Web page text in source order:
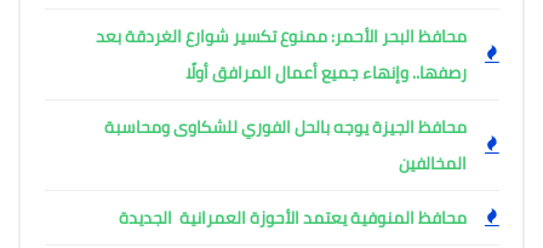
محافظ البحر الأحمر: ممنوع تكسير شوارع الغردقة بعد
رصفها.. وإنهاء جميع أعمال المرافق أولًا
محافظ الجيزة يوجه بالحل الفوري للشكاوى ومحاسبة
المخالفين
محافظ المنوفية يعتمد الأحوزة العمرانية الجديدة